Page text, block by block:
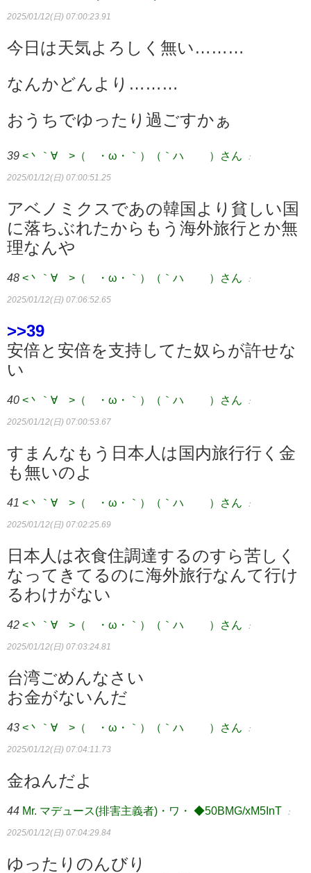
2025/01/12(日) 07:00:23.91
今日は天気よろしく無い………
なんかどんより………
おうちでゆったり過ごすかぁ
39 <丶｀∀´>（´・ω・｀）（｀ハ´ ）さん ：
2025/01/12(日) 07:00:51.25
アベノミクスであの韓国より貧しい国
に落ちぶれたからもう海外旅行とか無
理なんや
48 <丶｀∀´>（´・ω・｀）（｀ハ´ ）さん ：
2025/01/12(日) 07:06:52.65
>>39
安倍と安倍を支持してた奴らが許せな
い
40 <丶｀∀´>（´・ω・｀）（｀ハ´ ）さん ：
2025/01/12(日) 07:00:53.67
すまんなもう日本人は国内旅行行く金
も無いのよ
41 <丶｀∀´>（´・ω・｀）（｀ハ´ ）さん ：
2025/01/12(日) 07:02:25.69
日本人は衣食住調達するのすら苦しく
なってきてるのに海外旅行なんて行け
るわけがない
42 <丶｀∀´>（´・ω・｀）（｀ハ´ ）さん ：
2025/01/12(日) 07:03:24.81
台湾ごめんなさい
お金がないんだ
43 <丶｀∀´>（´・ω・｀）（｀ハ´ ）さん ：
2025/01/12(日) 07:04:11.73
金ねんだよ
44 Mr. マデュース(排害主義者)・ワ・ ◆50BMG/xM5InT ：
2025/01/12(日) 07:04:29.84
ゆったりのんびり